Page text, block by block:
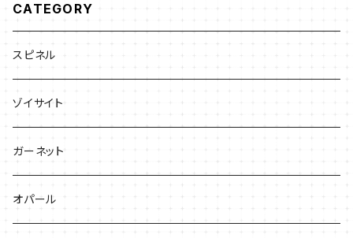
CATEGORY
スピネル
ゾイサイト
ガーネット
オパール